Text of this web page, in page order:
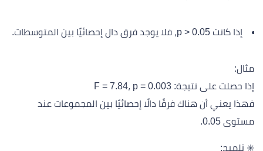
إذا كانت p > 0.05، فلا يوجد فرق دال إحصائيًا بين المتوسطات.
مثال:
إذا حصلت على نتيجة: F = 7.84، p = 0.003
فهذا يعني أن هناك فرقًا دالًا إحصائيًا بين المجموعات عند
مستوى 0.05.
✳️ تلميح: